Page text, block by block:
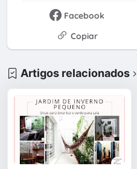
Facebook
Copiar
Artigos relacionados